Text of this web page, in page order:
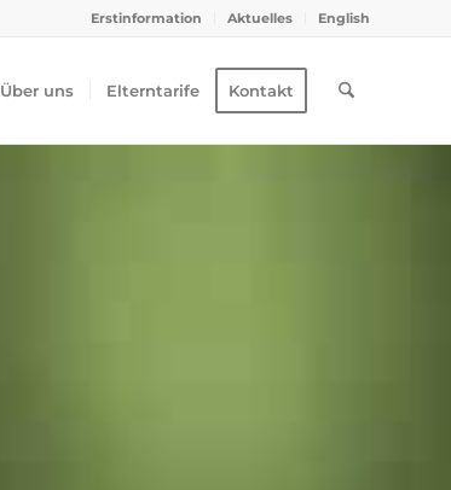
Erstinformation Aktuelles English
Über uns Elterntarife Kontakt